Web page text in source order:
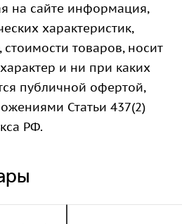
на сайте информация,
характеристик,
товаров, носит
и ни при каких
публичной офертой,
Статьи 437(2)
РФ.